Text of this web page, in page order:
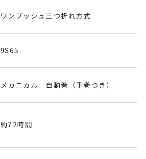
ワンプッシュ三つ折れ方式
9S65
メカニカル 自動巻（手巻つき）
約72時間